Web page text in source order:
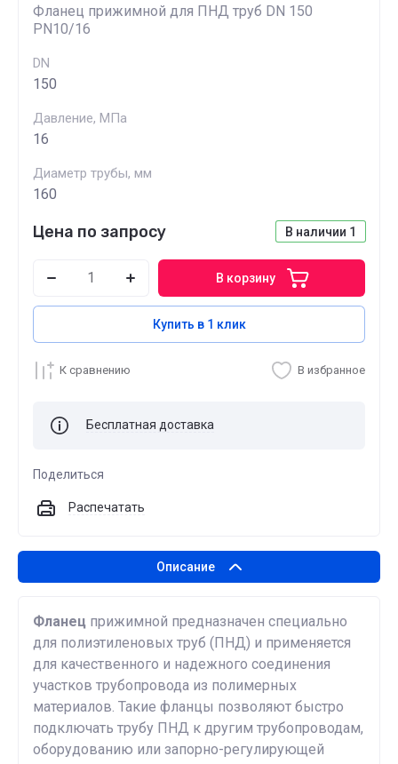
Фланец прижимной для ПНД труб DN 150
PN10/16
DN
150
Давление, МПа
16
Диаметр трубы, мм
160
В наличии 1
Цена по запросу
В корзину
Купить в 1 клик
К сравнению В избранное
Бесплатная доставка
Поделиться
Распечатать
Описание
Фланец прижимной предназначен специально
для полиэтиленовых труб (ПНД) и применяется
для качественного и надежного соединения
участков трубопровода из полимерных
материалов. Такие фланцы позволяют быстро
подключать трубу ПНД к другим трубопроводам,
оборудованию или запорно-регулирующей